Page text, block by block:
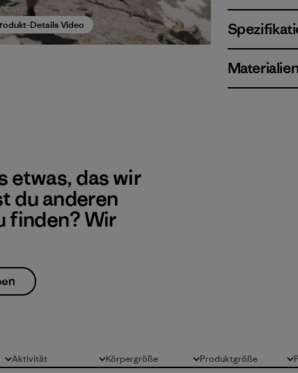
Details Video
etwas, das wir
du anderen
finden? Wir
Körpergröße
Alle Produktgröße
Alle
Aktivität
Alle